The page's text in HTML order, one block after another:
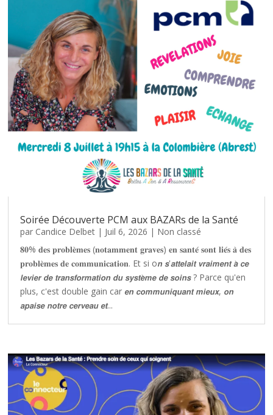
Soirée Découverte PCM aux BAZARs de la Santé
par Candice Delbet | Juil 6, 2026 | Non classé
𝟖𝟎% 𝐝𝐞𝐬 𝐩𝐫𝐨𝐛𝐥𝐞̀𝐦𝐞𝐬 (𝐧𝐨𝐭𝐚𝐦𝐦𝐞𝐧𝐭 𝐠𝐫𝐚𝐯𝐞𝐬) 𝐞𝐧 𝐬𝐚𝐧𝐭𝐞́ 𝐬𝐨𝐧𝐭 𝐥𝐢𝐞́𝐬 𝐚̀ 𝐝𝐞𝐬
𝐩𝐫𝐨𝐛𝐥𝐞̀𝐦𝐞𝐬 𝐝𝐞 𝐜𝐨𝐦𝐦𝐮𝐧𝐢𝐜𝐚𝐭𝐢𝐨𝐧. Et si o𝙣 𝙨'𝙖𝙩𝙩𝙚𝙡𝙖𝙞𝙩 𝙫𝙧𝙖𝙞𝙢𝙚𝙣𝙩 𝙖̀ 𝙘𝙚
𝙡𝙚𝙫𝙞𝙚𝙧 𝙙𝙚 𝙩𝙧𝙖𝙣𝙨𝙛𝙤𝙧𝙢𝙖𝙩𝙞𝙤𝙣 𝙙𝙪 𝙨𝙮𝙨𝙩𝙚̀𝙢𝙚 𝙙𝙚 𝙨𝙤𝙞𝙣𝙨 ? Parce qu'en
plus, c'est double gain car 𝙚𝙣 𝙘𝙤𝙢𝙢𝙪𝙣𝙞𝙦𝙪𝙖𝙣𝙩 𝙢𝙞𝙚𝙪𝙭, 𝙤𝙣
𝙖𝙥𝙖𝙞𝙨𝙚 𝙣𝙤𝙩𝙧𝙚 𝙘𝙚𝙧𝙫𝙚𝙖𝙪 𝙚𝙩...